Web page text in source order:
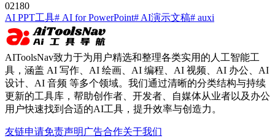
02180
AI PPT工具# AI for PowerPoint# AI演示文稿# auxi
AIToolsNav致力于为用户精选和整理各类实用的人工智能工
具，涵盖 AI 写作、AI 绘画、AI 编程、AI 视频、AI 办公、AI
设计、AI 音频 等多个领域。我们通过清晰的分类结构与持续
更新的工具库，帮助创作者、开发者、自媒体从业者以及办公
用户快速找到合适的AI工具，提升效率与创造力。
友链申请免责声明 广告合作关于我们